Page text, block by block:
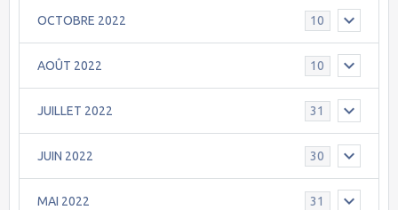
OCTOBRE 2022 10
AOÛT 2022 10
JUILLET 2022 31
JUIN 2022 30
MAI 2022 31